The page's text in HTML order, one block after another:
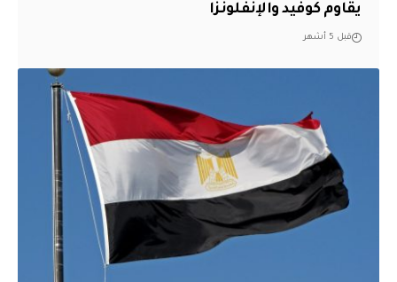
يقاوم كوفيد والإنفلونزا
قبل 5 أشهر